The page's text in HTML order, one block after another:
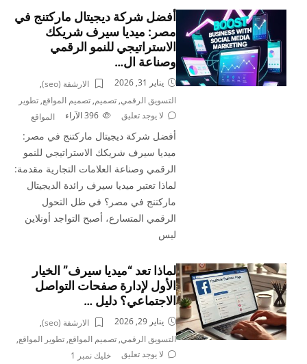
أفضل شركة ديجيتال ماركتنج في
مصر: ميديا سيرف شريكك
الاستراتيجي للنمو الرقمي
وصناعة ال…
يناير 31, 2026 الارشفة (seo)
,
التسويق الرقمي,تصميم,تصميم المواقع,تطوير
المواقع
لا يوجد تعليق 396 الآراء
أفضل شركة ديجيتال ماركتنج في مصر:
ميديا سيرف شريكك الاستراتيجي للنمو
الرقمي وصناعة العلامات التجارية مقدمة:
لماذا تعتبر ميديا سيرف رائدة الديجيتال
ماركتنج في مصر؟ في ظل التحول
الرقمي المتسارع، أصبح التواجد أونلاين
ليس
لماذا تعد “ميديا سيرف” الخيار
الأول لإدارة صفحات التواصل
الاجتماعي؟ دليل …
يناير 29, 2026 الارشفة (seo)
,
التسويق الرقمي,تصميم المواقع,تطوير المواقع,
خليك نمبر 1
لا يوجد تعليق